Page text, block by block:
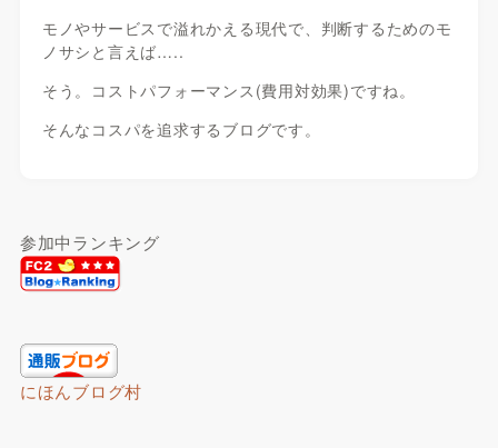
モノやサービスで溢れかえる現代で、判断するためのモ
ノサシと言えば…..
そう。コストパフォーマンス(費用対効果)ですね。
そんなコスパを追求するブログです。
参加中ランキング
にほんブログ村